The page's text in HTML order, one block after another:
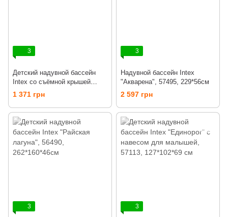
3
Детский надувной бассейн
Intex со съёмной крышей
57470, 157*122см
1 371 грн
3
Надувной бассейн Intex
"Акварена", 57495, 229*56см
2 597 грн
3 3